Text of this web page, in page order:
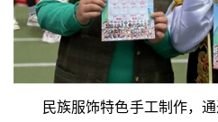
民族服饰特色手工制作，